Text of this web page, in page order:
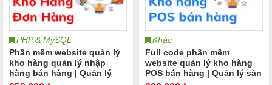
PHP & MySQL
Phần mềm website quản lý
kho hàng quản lý nhập
hàng bán hàng | Quản lý
Khác
Full code phần mềm
website quản lý kho hàng
POS bán hàng | Quản lý sản